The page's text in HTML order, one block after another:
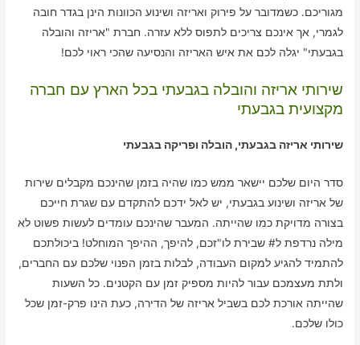
מגוריכם. כשמדובר על פירוק ואריזה ושינוע הכוונות הינן בגדר חובה
לגמרי, אך אינכם צריכים לתפוס ללא עזרה. חברת "אריזה והובלה
בגבעתי" יגלה לכם את איש האריזה והנסיעה שהכי ראוי לכם!
שירותי אריזה והובלה בגבעתי בכל הארץ עם חברה
מקצועית בגבעתי
שירותי אריזה בגבעתי, הובלה ופריקה בגבעתי
סדר היום שלכם יישאר ממש כמו שהיה בזמן שהינכם מקבלים שירות
של אריזה ושינוע בגבעתי, יש לאל ידכם להתקדם עם שגרת חייכם
בצורה מדויקת כמו שהייתה. המעבר שהינכם עומדים לעשות פשוט לא
מילה נרדפת ל# שבירת לו"זכם, להיפך, ההיפך המוחלט! ביכולתכם
להתמיד להגיע למקום העבודה, לבלות בזמן הפנוי שלכם עם החברים,
ולתת מעצמכם עבור להיות מספיק זמן עם הקטנים. כל השעות
שהייתה אורכת לכם בשביל אריזה של הדירה, כעת הינו פרק-זמן שכל
כולו שלכם.